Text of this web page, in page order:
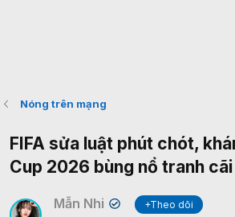
Nóng trên mạng
FIFA sửa luật phút chót,
Cup 2026 bùng nổ tranh cãi
Mẫn Nhi ✔
+Theo dõi